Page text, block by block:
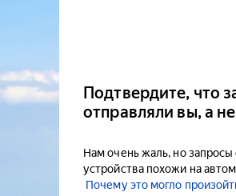
Подтвердите, что
отправляли вы, а
Нам очень жаль, но запросы
устройства похожи на
Почему это могло